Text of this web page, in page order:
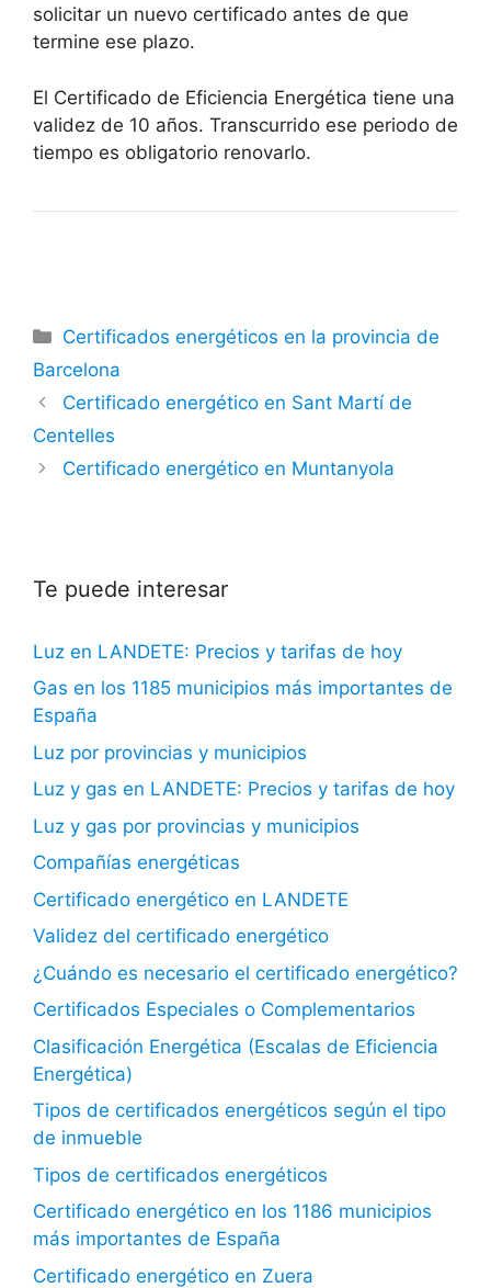
solicitar un nuevo certificado antes de que
termine ese plazo.
El Certificado de Eficiencia Energética tiene una
validez de 10 años. Transcurrido ese periodo de
tiempo es obligatorio renovarlo.
Categorías
Certificados energéticos en la provincia de
Barcelona
Certificado energético en Sant Martí de
Centelles
Certificado energético en Muntanyola
Te puede interesar
Luz en LANDETE: Precios y tarifas de hoy
Gas en los 1185 municipios más importantes de
España
Luz por provincias y municipios
Luz y gas en LANDETE: Precios y tarifas de hoy
Luz y gas por provincias y municipios
Compañías energéticas
Certificado energético en LANDETE
Validez del certificado energético
¿Cuándo es necesario el certificado energético?
Certificados Especiales o Complementarios
Clasificación Energética (Escalas de Eficiencia
Energética)
Tipos de certificados energéticos según el tipo
de inmueble
Tipos de certificados energéticos
Certificado energético en los 1186 municipios
más importantes de España
Certificado energético en Zuera